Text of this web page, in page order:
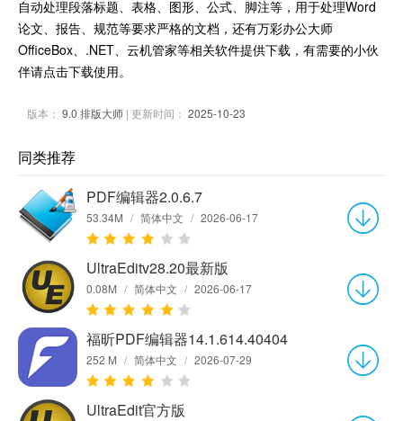
自动处理段落标题、表格、图形、公式、脚注等，用于处理Word
论文、报告、规范等要求严格的文档，还有万彩办公大师
OfficeBox、.NET、云机管家等相关软件提供下载，有需要的小伙
伴请点击下载使用。
版本： 9.0 排版大师 | 更新时间： 2025-10-23
同类推荐
PDF编辑器2.0.6.7
53.34M / 简体中文 / 2026-06-17
UltraEditv28.20最新版
0.08M / 简体中文 / 2026-06-17
福昕PDF编辑器14.1.614.40404
252 M / 简体中文 / 2026-07-29
UltraEdit官方版